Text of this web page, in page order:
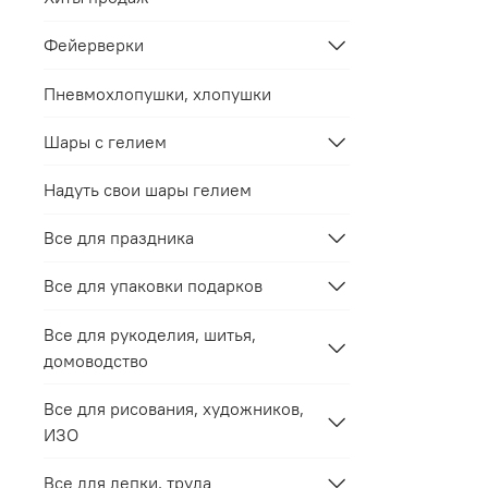
Фейерверки
Пневмохлопушки, хлопушки
Шары с гелием
Надуть свои шары гелием
Все для праздника
Все для упаковки подарков
Все для рукоделия, шитья,
домоводство
Все для рисования, художников,
ИЗО
Все для лепки, труда